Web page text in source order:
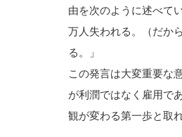
由を次のように述べて
万人失われる。（だか
る。」
この発言は大変重要な
が利潤ではなく雇用で
観が変わる第一歩と取